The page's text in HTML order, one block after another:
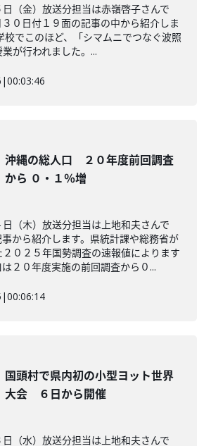
（金）放送分担当は赤嶺啓子さんで
０日付１９面の記事の中から紹介しま
校でこのほど、「シマムニでつなぐ波照
が行われました。...
|00:03:46
沖縄の総人口 ２０年度前回調査
から ０・１％増
（木）放送分担当は上地和夫さんで
から紹介します。県統計課や総務省が
０２５年国勢調査の速報値によります
２０年度実施の前回調査から０...
|00:06:14
国頭村で県内初の小型ヨット世界
大会 ６日から開催
（水）放送分担当は上地和夫さんで